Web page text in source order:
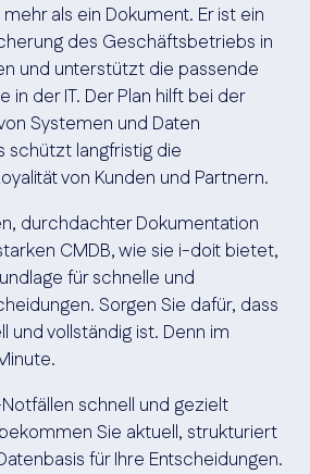
als ein Dokument. Er ist ein
des Geschäftsbetriebs in
und unterstützt die passende
in der IT. Der Plan hilft bei der
Systemen und Daten
schützt langfristig die
von Kunden und Partnern.
durchdachter Dokumentation
CMDB, wie sie i-doit bietet,
für schnelle und
Sorgen Sie dafür, dass
und vollständig ist. Denn im
schnell und gezielt
Sie aktuell, strukturiert
für Ihre Entscheidungen.